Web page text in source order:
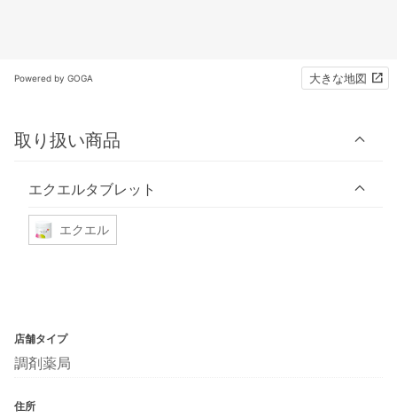
Powered by GOGA 大きな地図
取り扱い商品
エクエルタブレット
エクエル
店舗タイプ
調剤薬局
住所